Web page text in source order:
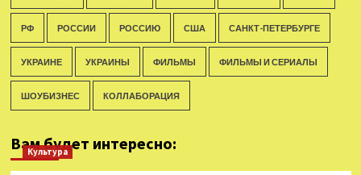
РФ РОССИИ РОССИЮ США САНКТ-ПЕТЕРБУРГЕ
УКРАИНЕ УКРАИНЫ ФИЛЬМЫ ФИЛЬМЫ И СЕРИАЛЫ
ШОУБИЗНЕС КОЛЛАБОРАЦИЯ
Вам будет интересно:
Культура